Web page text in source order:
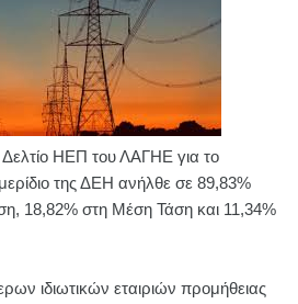
ΗΕΠ του ΛΑΓΗΕ για το
της ΔΕΗ ανήλθε σε 89,83%
18,82% στη Μέση Τάση και 11,34%
ιδιωτικών εταιριών προμήθειας